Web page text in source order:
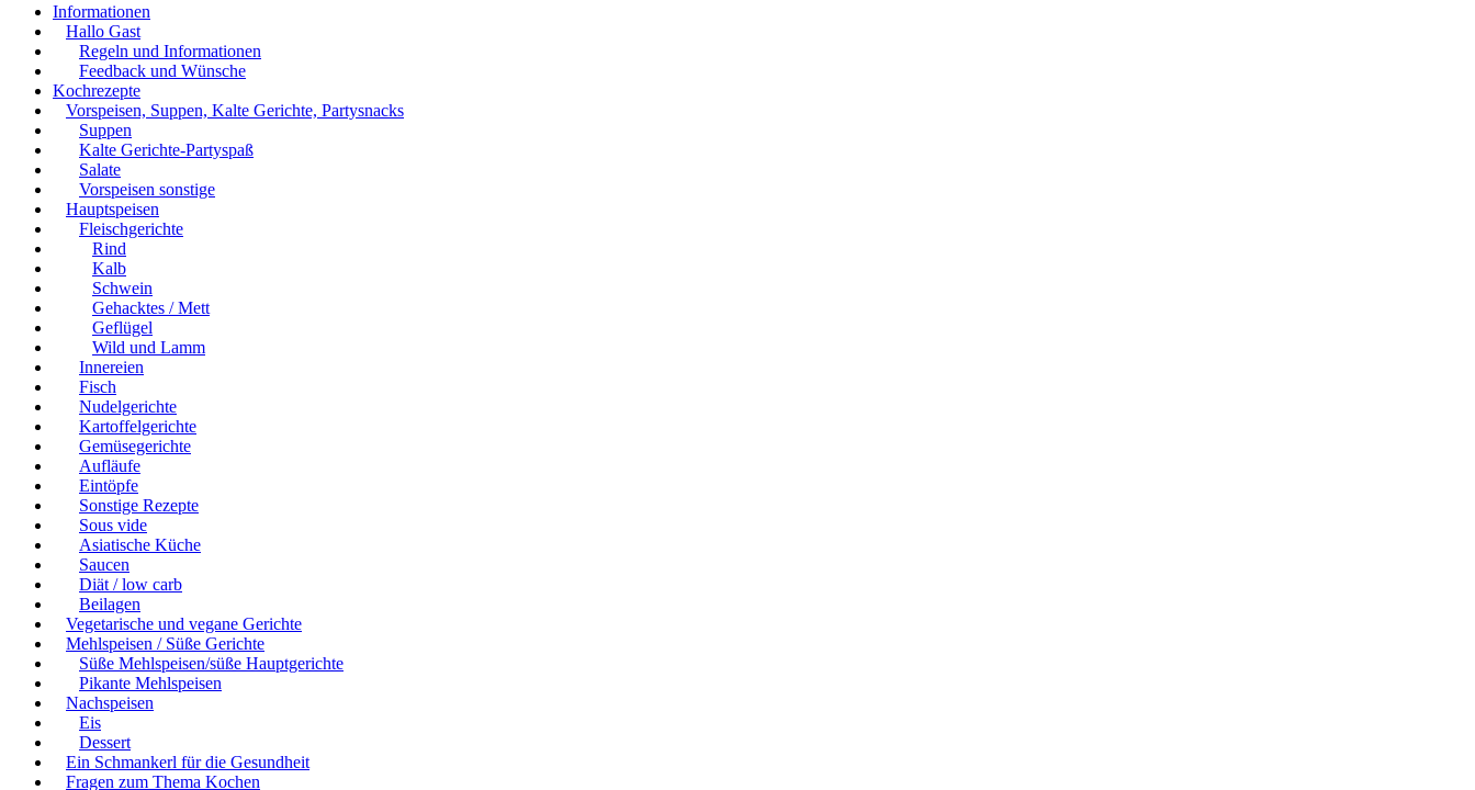
Informationen
Hallo Gast
Regeln und Informationen
Feedback und Wünsche
Kochrezepte
Vorspeisen, Suppen, Kalte Gerichte, Partysnacks
Suppen
Kalte Gerichte-Partyspaß
Salate
Vorspeisen sonstige
Hauptspeisen
Fleischgerichte
Rind
Kalb
Schwein
Gehacktes / Mett
Geflügel
Wild und Lamm
Innereien
Fisch
Nudelgerichte
Kartoffelgerichte
Gemüsegerichte
Aufläufe
Eintöpfe
Sonstige Rezepte
Sous vide
Asiatische Küche
Saucen
Diät / low carb
Beilagen
Vegetarische und vegane Gerichte
Mehlspeisen / Süße Gerichte
Süße Mehlspeisen/süße Hauptgerichte
Pikante Mehlspeisen
Nachspeisen
Eis
Dessert
Ein Schmankerl für die Gesundheit
Fragen zum Thema Kochen